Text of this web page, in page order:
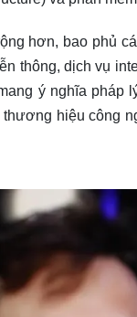
hơn, bao phủ
thông, dịch vụ
ý nghĩa pháp
hiệu công